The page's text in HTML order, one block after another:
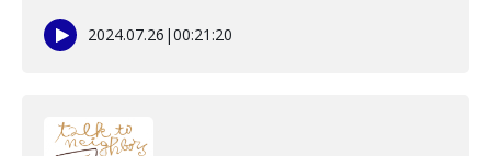
2024.07.26 |00:21:20